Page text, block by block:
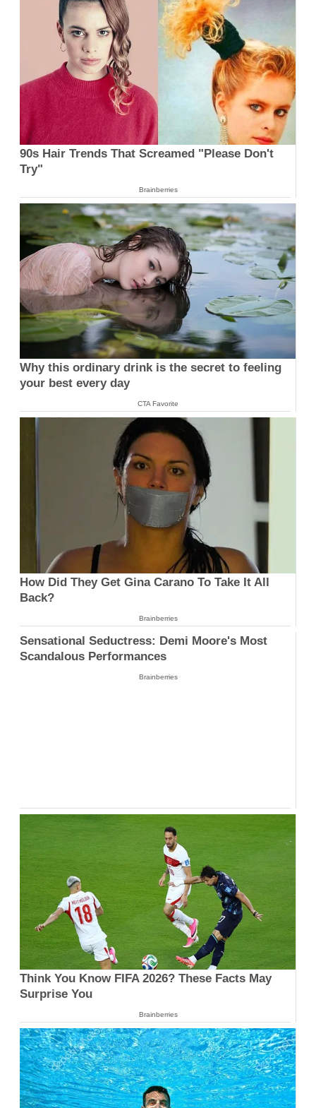
90s Hair Trends That Screamed "Please Don't
Try"
Brainberries
Why this ordinary drink is the secret to feeling
your best every day
CTA Favorite
How Did They Get Gina Carano To Take It All
Back?
Brainberries
Sensational Seductress: Demi Moore's Most
Scandalous Performances
Brainberries
Think You Know FIFA 2026? These Facts May
Surprise You
Brainberries